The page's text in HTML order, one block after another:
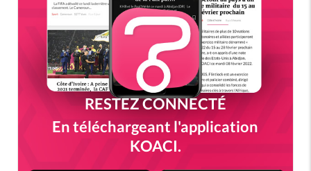
RESTEZ CONNECTÉ
En téléchargeant l'application
KOACI.